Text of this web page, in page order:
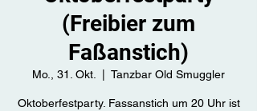
(Freibier zum
Faßanstich)
Mo., 31. Okt. Tanzbar Old Smuggler
Oktoberfestparty. Fassanstich um 20 Uhr ist